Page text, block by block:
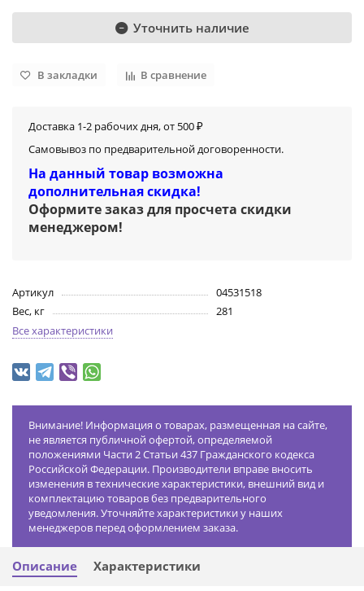
Уточнить наличие
В закладки В сравнение
Доставка 1-2 рабочих дня, от 500 ₽
Самовывоз по предварительной договоренности.
На данный товар возможна
дополнительная скидка!
Оформите заказ для просчета скидки
менеджером!
Артикул
04531518
Вес, кг
281
Все характеристики
Внимание! Информация о товарах, размещенная на сайте,
не является публичной офертой, определяемой
положениями Части 2 Статьи 437 Гражданского кодекса
Российской Федерации. Производители вправе вносить
изменения в технические характеристики, внешний вид и
комплектацию товаров без предварительного
уведомления. Уточняйте характеристики у наших
менеджеров перед оформлением заказа.
Описание Характеристики